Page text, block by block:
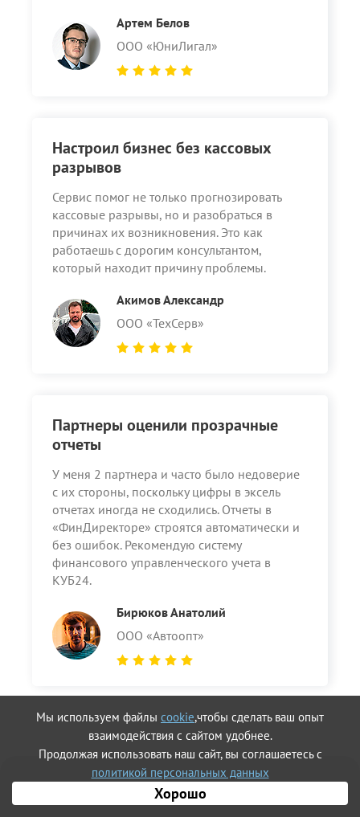
Артем Белов
ООО «ЮниЛигал»
Настроил бизнес без кассовых
разрывов
Сервис помог не только прогнозировать
кассовые разрывы, но и разобраться в
причинах их возникновения. Это как
работаешь с дорогим консультантом,
который находит причину проблемы.
Акимов Александр
ООО «ТехСерв»
Партнеры оценили прозрачные
отчеты
У меня 2 партнера и часто было недоверие
с их стороны, поскольку цифры в эксель
отчетах иногда не сходились. Отчеты в
«ФинДиректоре» строятся автоматически и
без ошибок. Рекомендую систему
финансового управленческого учета в
КУБ24.
Бирюков Анатолий
ООО «Автоопт»
Мы используем файлы cookie,чтобы сделать ваш опыт
взаимодействия с сайтом удобнее.
Продолжая использовать наш сайт, вы соглашаетесь с
политикой персональных данных
Хорошо